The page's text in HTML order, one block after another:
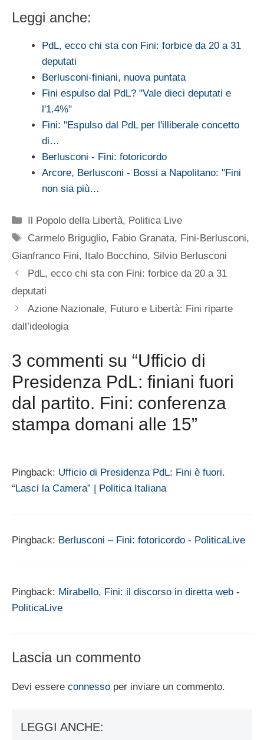
Leggi anche:
PdL, ecco chi sta con Fini: forbice da 20 a 31
deputati
Berlusconi-finiani, nuova puntata
Fini espulso dal PdL? "Vale dieci deputati e
l'1.4%"
Fini: "Espulso dal PdL per l'illiberale concetto
di…
Berlusconi - Fini: fotoricordo
Arcore, Berlusconi - Bossi a Napolitano: "Fini
non sia più…
Categorie
Il Popolo della Libertà, Politica Live
Tag
Carmelo Briguglio, Fabio Granata, Fini-Berlusconi,
Gianfranco Fini, Italo Bocchino, Silvio Berlusconi
PdL, ecco chi sta con Fini: forbice da 20 a 31
deputati
Azione Nazionale, Futuro e Libertà: Fini riparte
dall’ideologia
3 commenti su “Ufficio di
Presidenza PdL: finiani fuori
dal partito. Fini: conferenza
stampa domani alle 15”
Pingback: Ufficio di Presidenza PdL: Fini è fuori.
“Lasci la Camera” | Politica Italiana
Pingback: Berlusconi – Fini: fotoricordo - PoliticaLive
Pingback: Mirabello, Fini: il discorso in diretta web -
PoliticaLive
Lascia un commento
Devi essere connesso per inviare un commento.
LEGGI ANCHE: